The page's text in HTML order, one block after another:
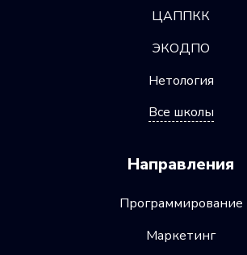
ЦАППКК
ЭКОДПО
Нетология
Все школы
Направления
Программирование
Маркетинг